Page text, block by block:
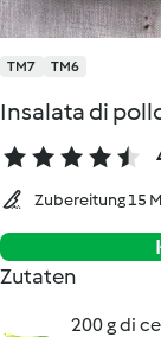
TM7 TM6
Insalata di
Zubereitung 15
Zutaten
200 g di